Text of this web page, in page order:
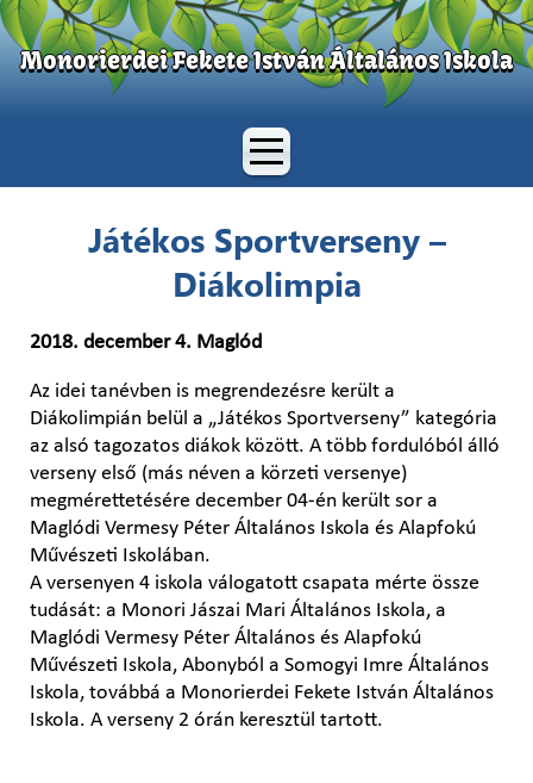
Monorierdei Fekete István Általános Iskola
Játékos Sportverseny –
Diákolimpia
2018. december 4. Maglód
Az idei tanévben is megrendezésre került a
Diákolimpián belül a „Játékos Sportverseny” kategória
az alsó tagozatos diákok között. A több fordulóból álló
verseny első (más néven a körzeti versenye)
megmérettetésére december 04-én került sor a
Maglódi Vermesy Péter Általános Iskola és Alapfokú
Művészeti Iskolában.
A versenyen 4 iskola válogatott csapata mérte össze
tudását: a Monori Jászai Mari Általános Iskola, a
Maglódi Vermesy Péter Általános és Alapfokú
Művészeti Iskola, Abonyból a Somogyi Imre Általános
Iskola, továbbá a Monorierdei Fekete István Általános
Iskola. A verseny 2 órán keresztül tartott.